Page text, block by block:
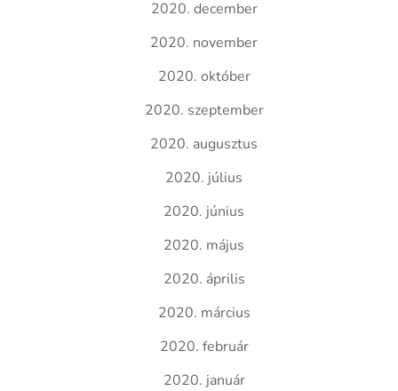
2020. december
2020. november
2020. október
2020. szeptember
2020. augusztus
2020. július
2020. június
2020. május
2020. április
2020. március
2020. február
2020. január